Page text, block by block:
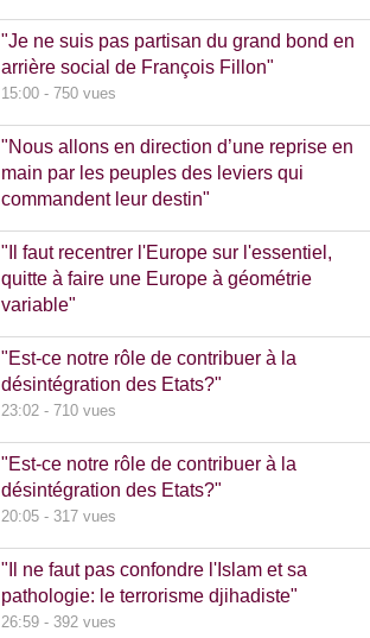
"Je ne suis pas partisan du grand bond en
arrière social de François Fillon"
15:00 - 750 vues
"Nous allons en direction d’une reprise en
main par les peuples des leviers qui
commandent leur destin"
"Il faut recentrer l'Europe sur l'essentiel,
quitte à faire une Europe à géométrie
variable"
"Est-ce notre rôle de contribuer à la
désintégration des Etats?"
23:02 - 710 vues
"Est-ce notre rôle de contribuer à la
désintégration des Etats?"
20:05 - 317 vues
"Il ne faut pas confondre l'Islam et sa
pathologie: le terrorisme djihadiste"
26:59 - 392 vues